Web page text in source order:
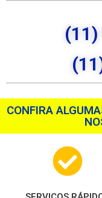
CONFIRA